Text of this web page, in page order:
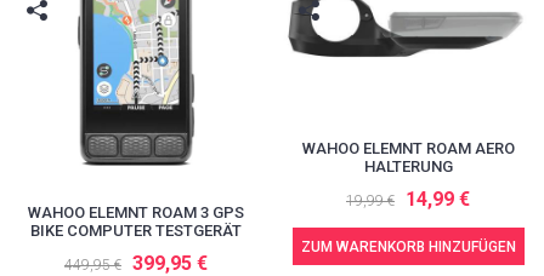
WAHOO ELEMNT ROAM 3 GPS
BIKE COMPUTER TESTGERÄT
449,95 € 399,95 €
WAHOO ELEMNT ROAM AERO
HALTERUNG
19,99 € 14,99 €
ZUM WARENKORB HINZUFÜGEN